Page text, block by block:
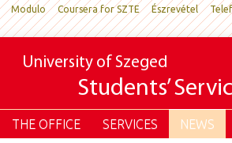
Modulo Coursera for SZTE Észrevétel
University of Szeged
Students’
THE OFFICE SERVICES NEWS